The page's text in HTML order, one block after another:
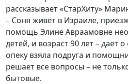
рассказывает «СтарХиту»
– Соня живет в Израиле,
помощь Элине Авраамовне
детей, и возраст 90 лет – дает
опеку взяла подруга и
решает все вопросы – не
бытовые.